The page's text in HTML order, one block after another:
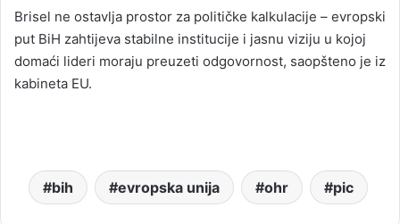
Brisel ne ostavlja prostor za političke kalkulacije – evropski
put BiH zahtijeva stabilne institucije i jasnu viziju u kojoj
domaći lideri moraju preuzeti odgovornost, saopšteno je iz
kabineta EU.
bih evropska unija ohr pic